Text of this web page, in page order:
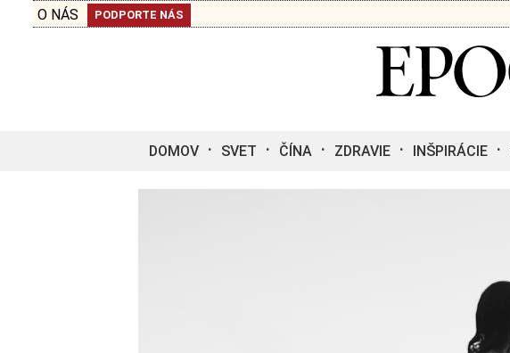
O NÁS PODPORTE NÁS
DOMOV SVET ČÍNA ZDRAVIE INŠPIRÁCIE